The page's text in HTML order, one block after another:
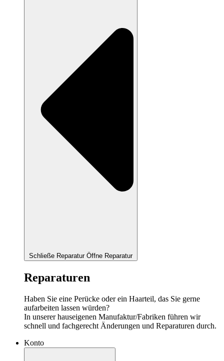
Schließe Reparatur Öffne Reparatur
Reparaturen
Haben Sie eine Perücke oder ein Haarteil, das Sie gerne
aufarbeiten lassen würden?
In unserer hauseigenen Manufaktur/Fabriken führen wir
schnell und fachgerecht Änderungen und Reparaturen durch.
Konto